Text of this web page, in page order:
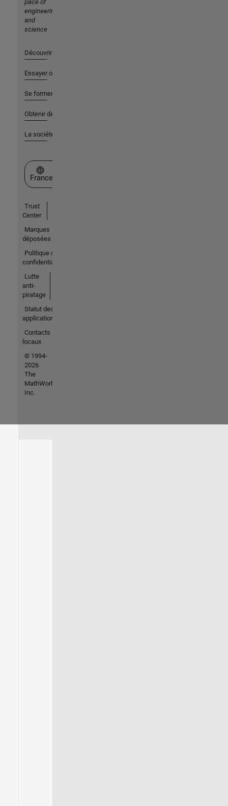
pace of
engineering
and
science
Découvrir les produits
Essayer ou acheter
Se former
Obtenir de l'aide
La société
Sélectionner un site web
France
Trust
Center
Marques
déposées
Politique de
confidentialité
Lutte
anti-
piratage
Statut des
applications
Contacts
locaux
© 1994-
2026
The
MathWorks,
Inc.